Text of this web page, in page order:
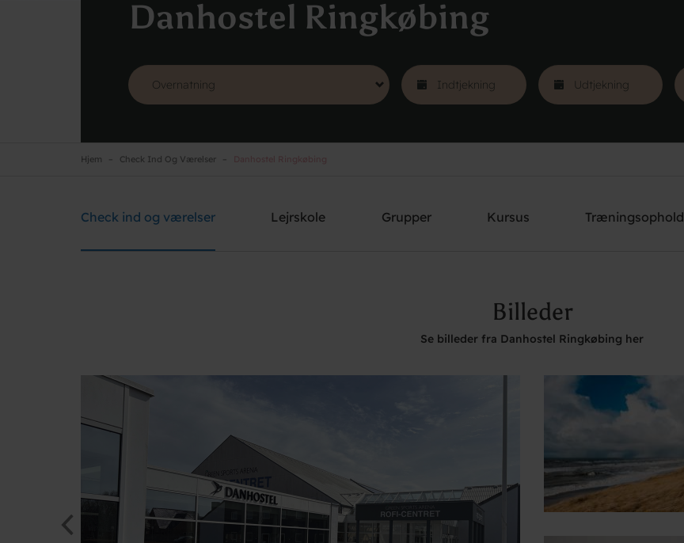
Danhostel Ringkøbing
Danhostel Ringkøbing
Hjem Check Ind Og Værelser
Check ind og værelser Lejrskole Grupper Kursus Træningsophold
Billeder
Se billeder fra Danhostel Ringkøbing her